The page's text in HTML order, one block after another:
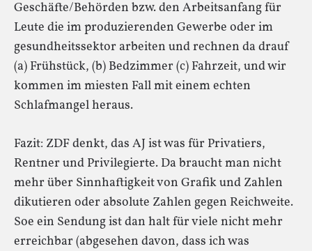
Geschäfte/Behörden bzw. den Arbeitsanfang für
Leute die im produzierenden Gewerbe oder im
gesundheitssektor arbeiten und rechnen da drauf
(a) Frühstück, (b) Bedzimmer (c) Fahrzeit, und wir
kommen im miesten Fall mit einem echten
Schlafmangel heraus.
Fazit: ZDF denkt, das AJ ist was für Privatiers,
Rentner und Privilegierte. Da braucht man nicht
mehr über Sinnhaftigkeit von Grafik und Zahlen
dikutieren oder absolute Zahlen gegen Reichweite.
Soe ein Sendung ist dan halt für viele nicht mehr
erreichbar (abgesehen davon, dass ich was